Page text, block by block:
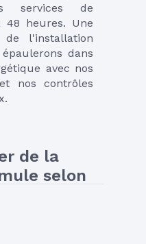
services de
48 heures. Une
l'installation
dans
avec nos
nos contrôles
de la
selon